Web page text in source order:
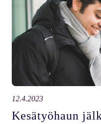
12.4.2023
Kesätyöhaun